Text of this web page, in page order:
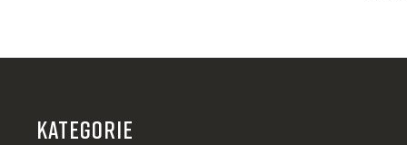
KATEGORIE